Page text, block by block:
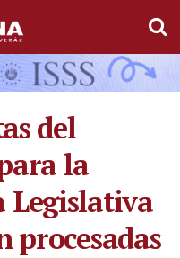
del
la
Legislativa
procesadas